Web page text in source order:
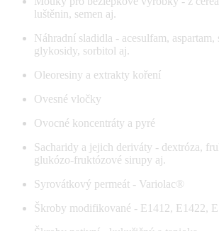
luštěnin, semen aj.
Náhradní sladidla - acesulfam, aspartam,
glykosidy, sorbitol aj.
Oleoresiny a extrakty koření
Ovesné vločky
Ovocné koncentráty a pyré
Sacharidy a jejich deriváty - dextróza,
glukózo-fruktózové sirupy aj.
Syrovátkový permeát - Variolac®
Škroby modifikované - E1412, E1422,